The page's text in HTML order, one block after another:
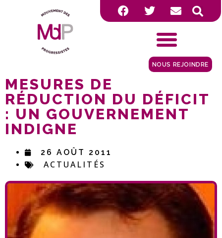
NOUS REJOINDRE
MESURES DE
RÉDUCTION DU DÉFICIT
: UN GOUVERNEMENT
INDIGNE
26 AOÛT 2011
ACTUALITÉS